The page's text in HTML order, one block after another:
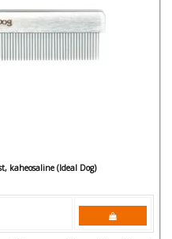
kaheosaline (Ideal Dog)